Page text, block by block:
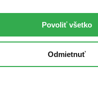
Povoliť všetko
Odmietnuť